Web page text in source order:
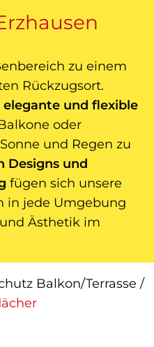
Balkon/Terrasse /
zu einem
Rückzugsort.
elegante und flexible
oder
und Regen zu
Designs und
fügen sich unsere
in jede Umgebung
Ästhetik im